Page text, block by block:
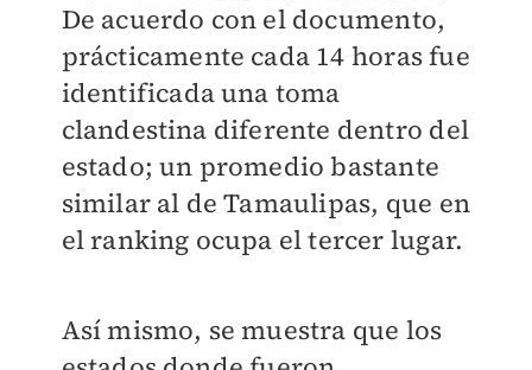
De acuerdo con el documento,
prácticamente cada 14 horas fue
identificada una toma
clandestina diferente dentro del
estado; un promedio bastante
similar al de Tamaulipas, que en
el ranking ocupa el tercer lugar.
Así mismo, se muestra que los